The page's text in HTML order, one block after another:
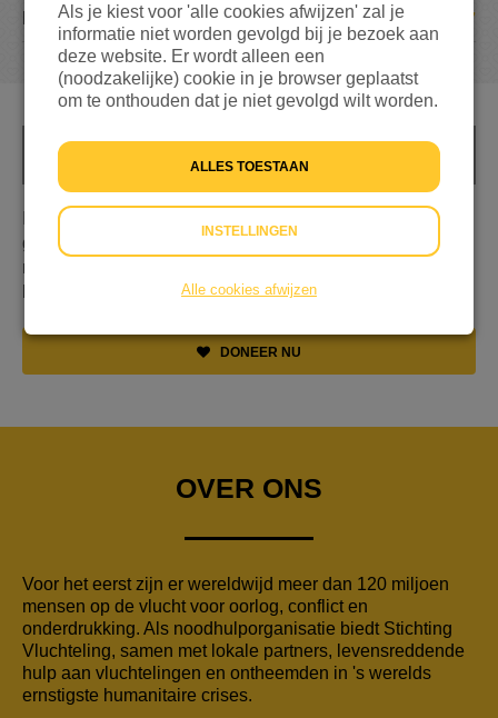
117
DONATIES
INFO
In het kader van ons jubileumjaar willen wij als school
graag iets doen voor het goede doel! Er zijn op dit
moment heel veel mensen op de vlucht vandaar onze
keuze voor stichting vluchteling.
DONEER NU
OVER ONS
Voor het eerst zijn er wereldwijd meer dan 120 miljoen
mensen op de vlucht voor oorlog, conflict en
onderdrukking. Als noodhulporganisatie biedt Stichting
Vluchteling, samen met lokale partners, levensreddende
hulp aan vluchtelingen en ontheemden in 's werelds
ernstigste humanitaire crises.
Als je kiest voor 'alle cookies afwijzen' zal je
informatie niet worden gevolgd bij je bezoek aan
deze website. Er wordt alleen een
(noodzakelijke) cookie in je browser geplaatst
om te onthouden dat je niet gevolgd wilt worden.
ALLES TOESTAAN
INSTELLINGEN
Alle cookies afwijzen